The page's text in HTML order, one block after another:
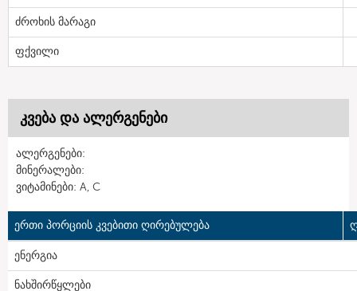
ძროხის მარაგი
ფქვილი
კვება და ალერგენები
ალერგენები:
მინერალები:
ვიტამინები: A, C
ერთი პორციის კვებითი ღირებულება
ენერგია
ნახშირწყლები